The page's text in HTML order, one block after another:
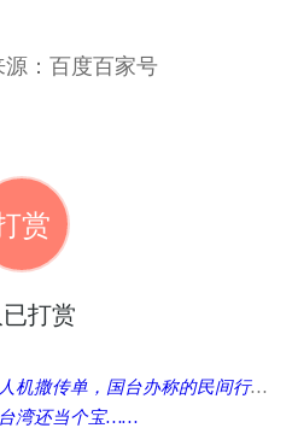
：百度百家号
赏
打赏
单，国台办称的民间行为，对面破大防 ...
湾还当个宝……